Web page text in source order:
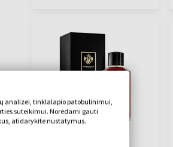
analizei, tinklalapio patobulinimui,
suteikimui. Norėdami gauti
atidarykite nustatymus.